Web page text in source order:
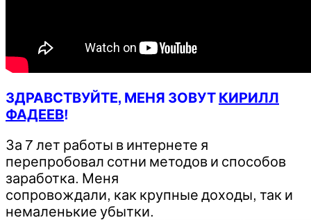
ЗДРАВСТВУЙТЕ, МЕНЯ ЗОВУТ КИРИЛЛ
ФАДЕЕВ!
За 7 лет работы в интернете я
перепробовал сотни методов и способов
заработка. Меня
сопровождали, как крупные доходы, так и
немаленькие убытки.